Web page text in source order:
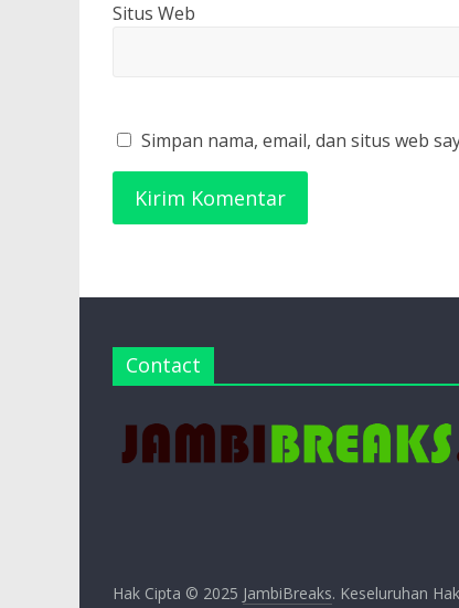
Situs Web
Simpan nama, email, dan situs web
Contact
Hak Cipta © 2025 JambiBreaks. Keseluruhan